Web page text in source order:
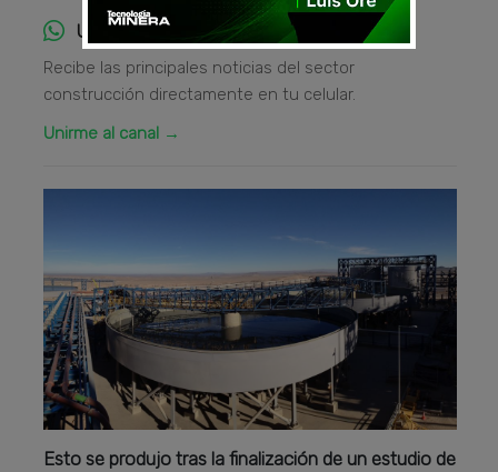
Únete al canal de WhatsApp
Recibe las principales noticias del sector
construcción directamente en tu celular.
Unirme al canal →
Esto se produjo tras la finalización de un estudio de